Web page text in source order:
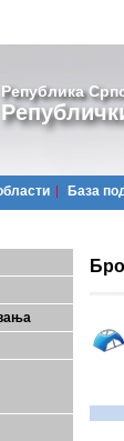
Република
Базa